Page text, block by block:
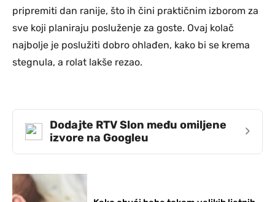
pripremiti dan ranije, što ih čini praktičnim izborom za
sve koji planiraju posluženje za goste. Ovaj kolač
najbolje je poslužiti dobro ohlađen, kako bi se krema
stegnula, a rolat lakše rezao.
Dodajte RTV Slon među omiljene
izvore na Googleu
›